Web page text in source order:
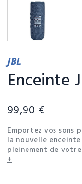
JBL
Enceinte
99,90 €
Emportez vos sons
la nouvelle
pleinement de
l’extérieur, et par
+